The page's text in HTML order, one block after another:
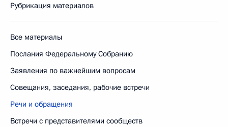
Рубрикация материалов
Все материалы
Послания Федеральному Собранию
Заявления по важнейшим вопросам
Совещания, заседания, рабочие встречи
Речи и обращения
Встречи с представителями сообществ